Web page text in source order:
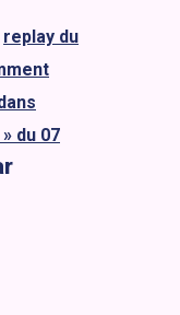
replay du
du 07